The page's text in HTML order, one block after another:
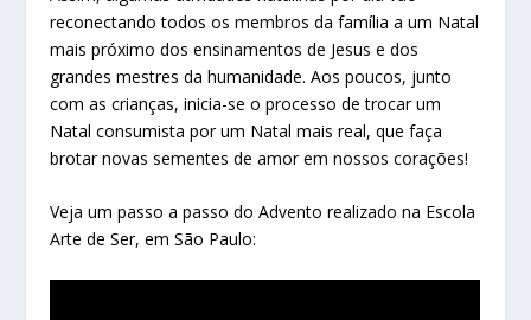
reconectando todos os membros da família a um Natal
mais próximo dos ensinamentos de Jesus e dos
grandes mestres da humanidade. Aos poucos, junto
com as crianças, inicia-se o processo de trocar um
Natal consumista por um Natal mais real, que faça
brotar novas sementes de amor em nossos corações!
Veja um passo a passo do Advento realizado na Escola
Arte de Ser, em São Paulo: